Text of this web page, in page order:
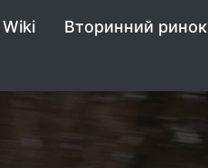
Вторинний ринок